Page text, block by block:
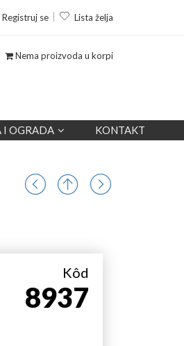
se Lista želja
Nema proizvoda u korpi
I OGRADA KONTAKT
Kôd
8937